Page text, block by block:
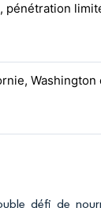
pénétration
Washington
défi de